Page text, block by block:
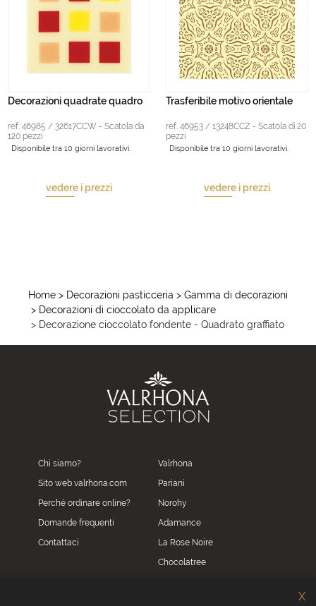
Decorazioni quadrate quadro
ref. 46985 / 32617CCW - Scatola da
120 pezzi
Disponibile tra 10 giorni lavorativi.
vedere i prezzi
Trasferibile motivo orientale
ref. 46953 / 13248CCZ - Scatola di 20
pezzi
Disponibile tra 10 giorni lavorativi.
vedere i prezzi
Home > Decorazioni pasticceria > Gamma di decorazioni
> Decorazioni di cioccolato da applicare
> Decorazione cioccolato fondente - Quadrato graffiato
Chi siamo?
Sito web valrhona.com
Perché ordinare online?
Domande frequenti
Contattaci
Valrhona
Pariani
Norohy
Adamance
La Rose Noire
Chocolatree
X